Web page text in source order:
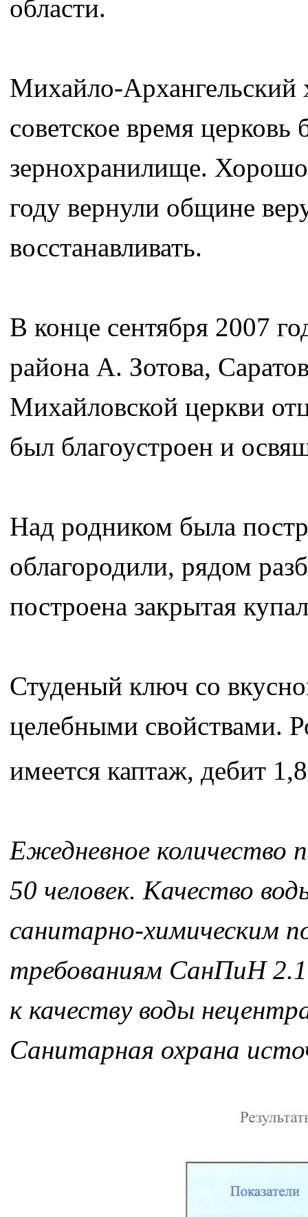
области.
Михайло-Архангельский
советское время церковь
зернохранилище.
году вернули общине
восстанавливать.
В конце сентября 2007
района А. Зотова,
Михайловской церкви
был благоустроен и
Над родником была
облагородили, рядом
построена закрытая
Студеный ключ со
целебными свойствами.
имеется каптаж, дебит
Ежедневное количество
50 человек. Качество
санитарно-химическим
требованиям СанПиН
к качеству воды
Санитарная охрана